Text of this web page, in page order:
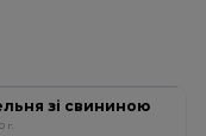
зі свининою
г.